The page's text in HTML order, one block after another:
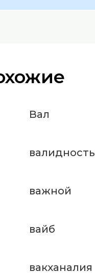
Вал
валидность
важной
вайб
вакханалия